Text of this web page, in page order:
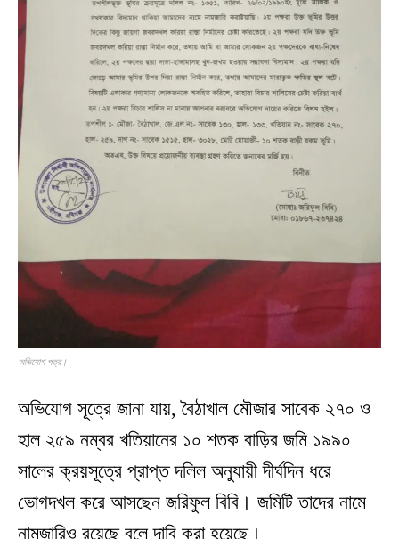
অভিযোগ পত্র।
অভিযোগ সূত্রে জানা যায়, বৈঠাখাল মৌজার সাবেক ২৭০ ও
হাল ২৫৯ নম্বর খতিয়ানের ১০ শতক বাড়ির জমি ১৯৯০
সালের ক্রয়সূত্রে প্রাপ্ত দলিল অনুযায়ী দীর্ঘদিন ধরে
ভোগদখল করে আসছেন জরিফুল বিবি। জমিটি তাদের নামে
নামজারিও রয়েছে বলে দাবি করা হয়েছে।